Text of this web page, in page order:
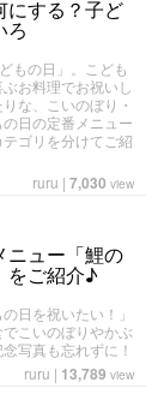
にする？子ど
ろ
もの日」。こども
お料理でお祝いし
な、こいのぼり・
日の定番メニュー
ゴリを分けてご紹
ruru | 7,030 view
ニュー「鯉の
をご紹介♪
日を祝いたい！」
こいのぼりやかぶ
写真も忘れずに！
ruru | 13,789 view